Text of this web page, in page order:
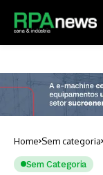
Home Sem categoria
Sem Categoria